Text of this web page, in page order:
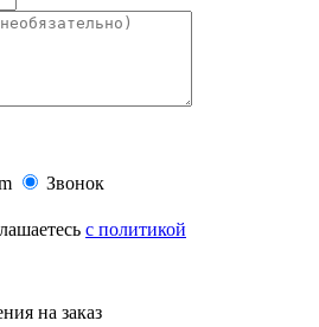
Звонок
с политикой
на заказ